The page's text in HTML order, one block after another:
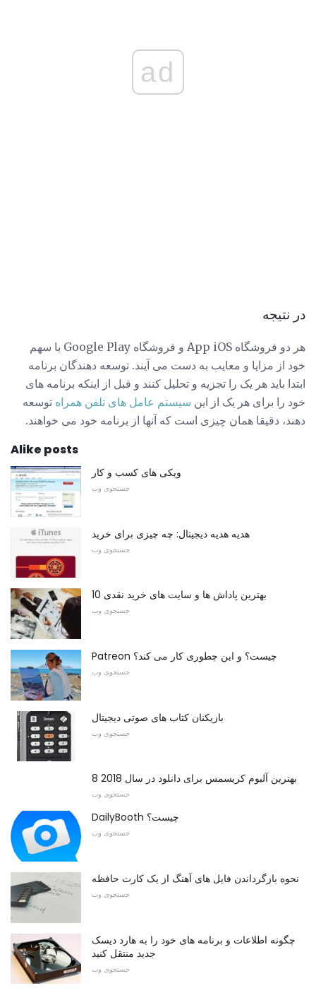
ad
در نتیجه
هر دو فروشگاه App iOS و فروشگاه Google Play با سهم
خود از مزایا و معایب به دست می آیند. توسعه دهندگان برنامه
ابتدا باید هر یک را تجزیه و تحلیل کنند و قبل از اینکه برنامه های
خود را برای هر یک از این سیستم عامل های تلفن همراه توسعه
دهند، دقیقا همان چیزی است که آنها از برنامه خود می خواهند.
Alike posts
ویکی های کسب و کار
جستجوی وب
هدیه هدیه دیجیتال: چه چیزی برای خرید
جستجوی وب
10 بهترین پاداش ها و سایت های خرید نقدی
جستجوی وب
Patreon چیست؟ و این چطوری کار می کند؟
جستجوی وب
بازیکنان کتاب های صوتی دیجیتال
جستجوی وب
8 بهترین آلبوم کریسمس برای دانلود در سال 2018
جستجوی وب
DailyBooth چیست؟
جستجوی وب
نحوه بازگرداندن فایل های آهنگ از یک کارت حافظه
جستجوی وب
چگونه اطلاعات و برنامه های خود را به هارد دیسک
جدید منتقل کنید
جستجوی وب